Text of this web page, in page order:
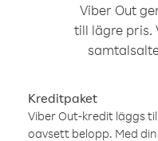
Viber Out
till lägre pris.
Kreditpaket
Viber Out-kredit läggs
oavsett belopp. Med